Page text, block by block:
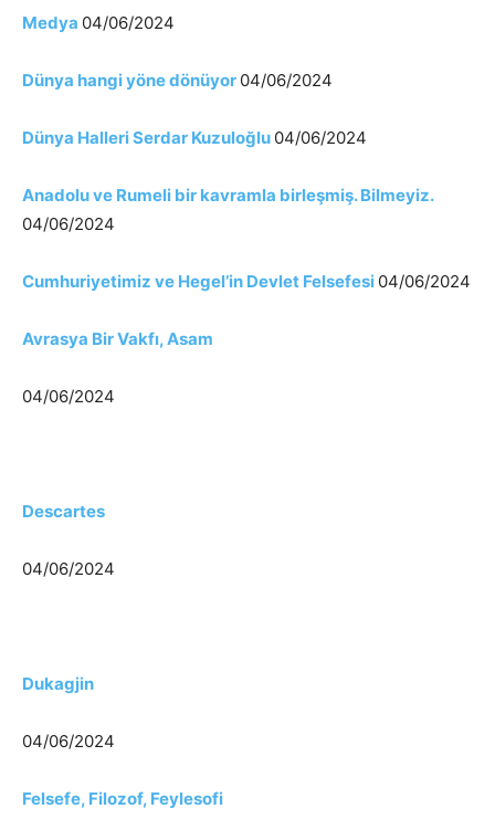
Medya 04/06/2024
Dünya hangi yöne dönüyor 04/06/2024
Dünya Halleri Serdar Kuzuloğlu 04/06/2024
Anadolu ve Rumeli bir kavramla birleşmiş. Bilmeyiz.
04/06/2024
Cumhuriyetimiz ve Hegel’in Devlet Felsefesi 04/06/2024
Avrasya Bir Vakfı, Asam
04/06/2024
Descartes
04/06/2024
Dukagjin
04/06/2024
Felsefe, Filozof, Feylesofi